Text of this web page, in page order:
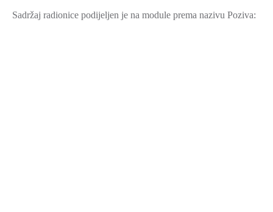
Sadržaj radionice podijeljen je na module prema nazivu Poziva: